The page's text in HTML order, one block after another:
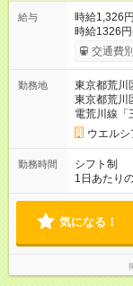
給与
時給1,326
時給1326
※深夜割増
あり （大学
間】試用期
採用時と同
交通費
勤務地
東京都荒川
東京都荒
電荒川線「
ウエル
勤務時間
シフト制
1日あたり
気になる！